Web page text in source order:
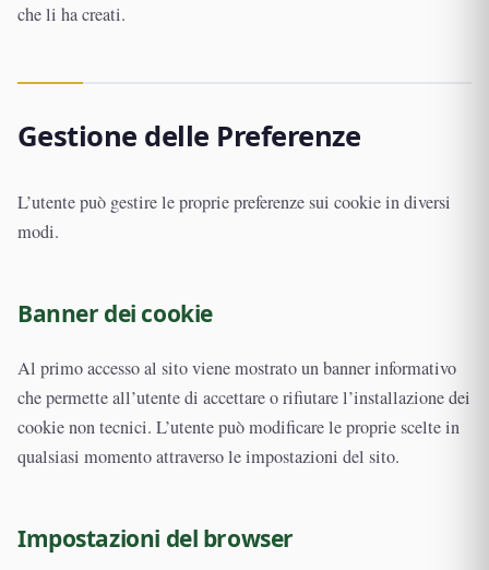
che li ha creati.
Gestione delle Preferenze
L’utente può gestire le proprie preferenze sui cookie in diversi
modi.
Banner dei cookie
Al primo accesso al sito viene mostrato un banner informativo
che permette all’utente di accettare o rifiutare l’installazione dei
cookie non tecnici. L’utente può modificare le proprie scelte in
qualsiasi momento attraverso le impostazioni del sito.
Impostazioni del browser